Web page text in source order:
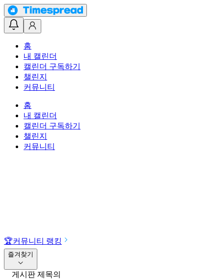
홈
내 캘린더
캘린더 구독하기
챌린지
커뮤니티
홈
내 캘린더
캘린더 구독하기
챌린지
커뮤니티
🏆커뮤니티 랭킹
즐겨찾기
게시판 제목의